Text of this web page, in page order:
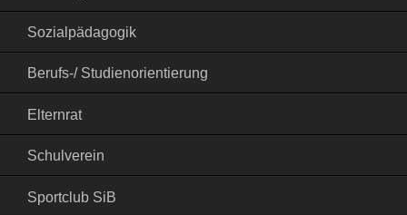
Sozialpädagogik
Berufs-/ Studienorientierung
Elternrat
Schulverein
Sportclub SiB